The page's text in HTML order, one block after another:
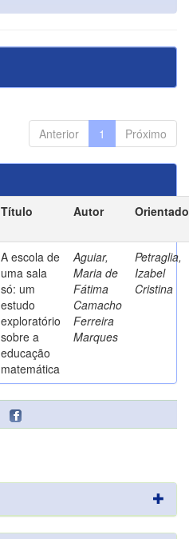
Anterior 1 Próximo
Título Autor
A escola de
uma sala
só: um
estudo
exploratório
sobre a
educação
matemática
Aguiar,
Maria de
Fátima
Camacho
Ferreira
Marques
Petraglia,
Izabel
Cristina